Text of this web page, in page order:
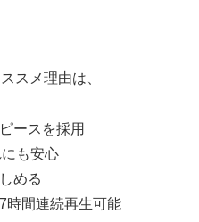
スメ理由は、
ースを採用
も安心
める
時間連続再生可能